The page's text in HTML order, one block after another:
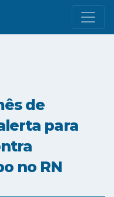
de
para
no RN